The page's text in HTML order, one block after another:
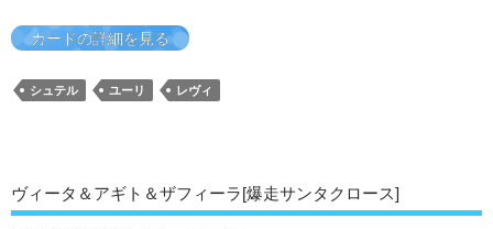
カードの詳細を見る
シュテル ユーリ レヴィ
ヴィータ＆アギト＆ザフィーラ[爆走サンタクロース]